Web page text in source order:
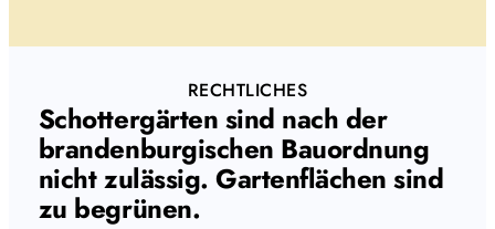
RECHTLICHES
Schottergärten sind nach der
brandenburgischen Bauordnung
nicht zulässig. Gartenflächen sind
zu begrünen.